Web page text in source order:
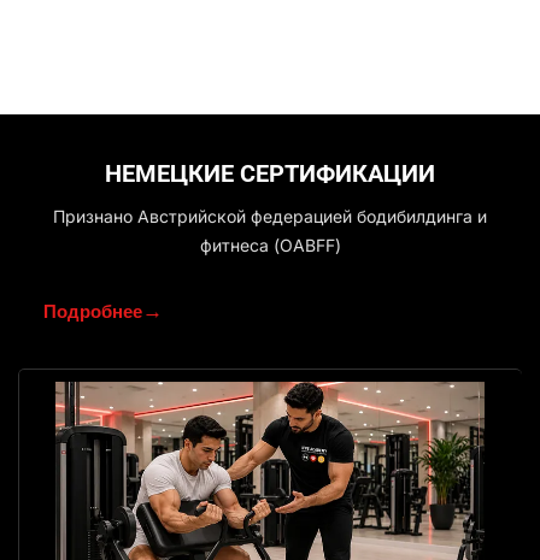
НЕМЕЦКИЕ СЕРТИФИКАЦИИ
Признано Австрийской федерацией бодибилдинга и
фитнеса (OABFF)
Подробнее→